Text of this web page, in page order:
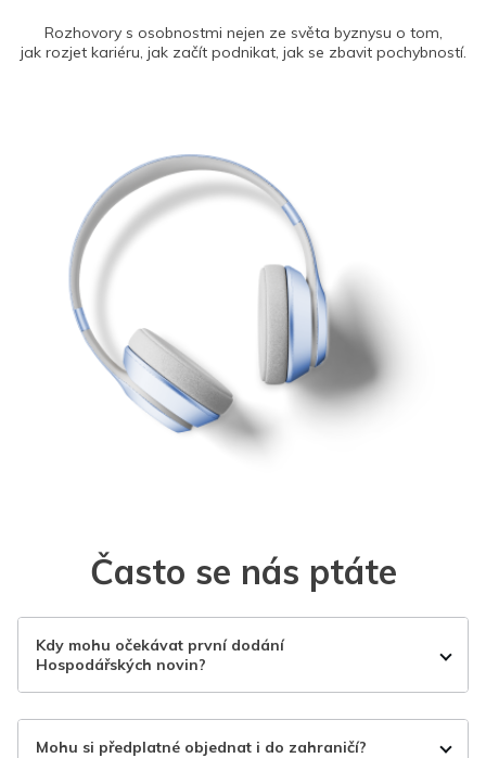
Rozhovory s osobnostmi nejen ze světa byznysu o tom,
jak rozjet kariéru, jak začít podnikat, jak se zbavit pochybností.
Často se nás ptáte
Kdy mohu očekávat první dodání
Hospodářských novin?
Mohu si předplatné objednat i do zahraničí?